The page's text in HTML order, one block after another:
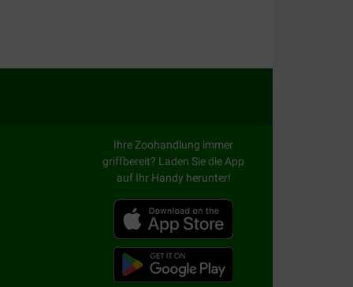
Ihre Katze weniger Ängste beim Gewitter
praktisch.
Ihre Katze kommt.
Ihre Zoohandlung immer
griffbereit? Laden Sie die App
auf Ihr Handy herunter!